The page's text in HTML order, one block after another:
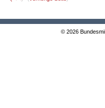
© 2026